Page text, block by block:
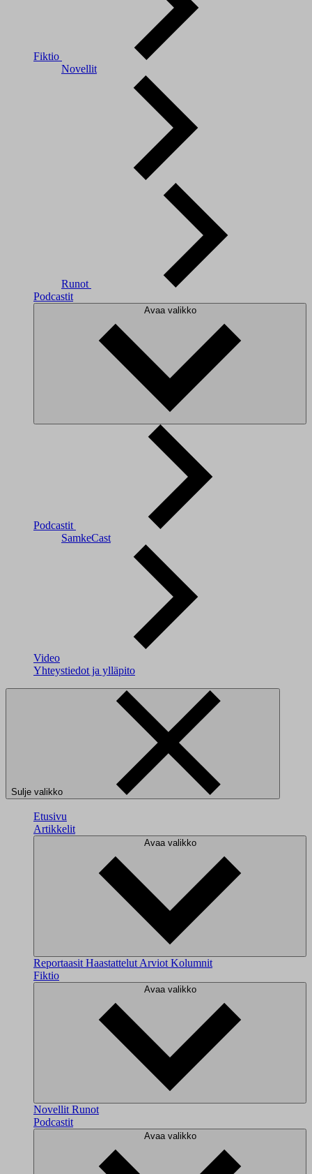
Fiktio
Novellit
Runot
Podcastit
Avaa valikko
Podcastit
SamkeCast
Video
Yhteystiedot ja ylläpito
Sulje valikko
Etusivu
Artikkelit
Avaa valikko
Reportaasit Haastattelut Arviot Kolumnit
Fiktio
Avaa valikko
Novellit Runot
Podcastit
Avaa valikko